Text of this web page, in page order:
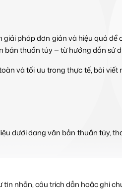
pháp đơn giản và hiệu quả
bản thuần túy — từ hướng dẫn sử
và tối ưu trong thực tế, bài
dưới dạng văn bản thuần túy,
nhắn, câu trích dẫn hoặc ghi